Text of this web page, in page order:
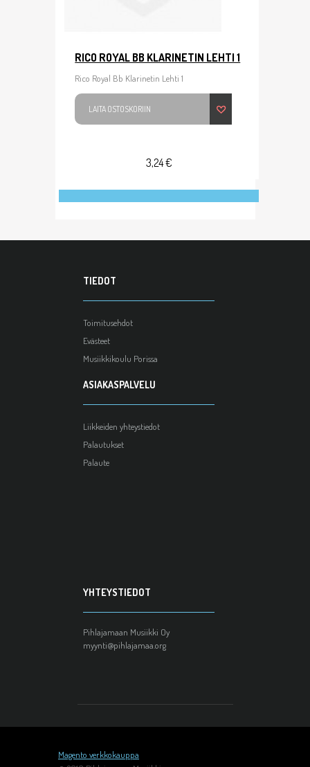
RICO ROYAL BB KLARINETIN LEHTI 1
Rico Royal Bb Klarinetin Lehti 1
LAITA OSTOSKORIIN
3,24 €
TIEDOT
Toimitusehdot
Evästeet
Musiikkikoulu Porissa
ASIAKASPALVELU
Liikkeiden yhteystiedot
Palautukset
Palaute
YHTEYSTIEDOT
Pihlajamaan Musiikki Oy
myynti@pihlajamaa.org
Magento verkkokauppa